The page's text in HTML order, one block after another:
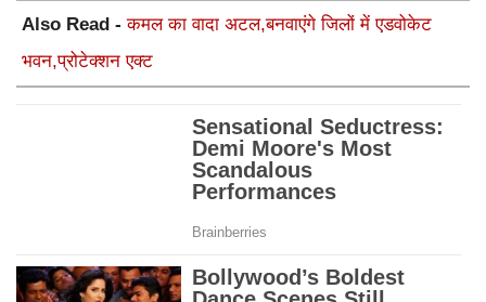
Also Read -कमल का वादा अटल,बनवाएंगे जिलों में एडवोकेट
भवन,प्रोटेक्शन एक्ट